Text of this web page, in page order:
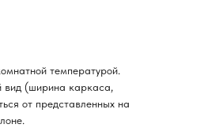
температурой.
вид (ширина каркаса,
от представленных на